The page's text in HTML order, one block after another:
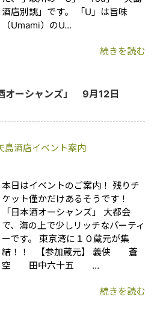
酒店別誂」です。 「U」は旨味
（Umami）のU…
続きを読む
オーシャンズ」 9月12日
島酒店イベント案内
本日はイベントのご案内！ 残りチ
ケット僅かだけあるそうです！
「日本酒オーシャンズ」 大都会
で、海の上で少しリッチなパーティ
ーです。 東京湾に１０蔵元が集
結！！ 【参加蔵元】 義侠 蒼
空 田中六十五 …
続きを読む